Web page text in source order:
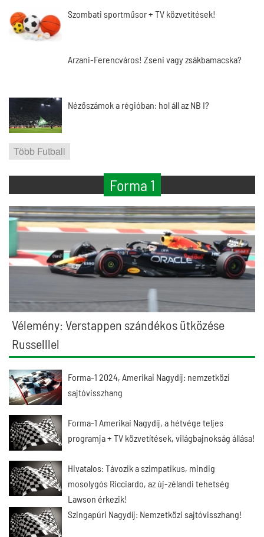
Szombati sportműsor + TV közvetítések!
Arzani-Ferencváros! Zseni vagy zsákbamacska?
Nézőszámok a régióban: hol áll az NB I?
Több Futball
Forma 1
Vélemény: Verstappen szándékos ütközése
Russelllel
Forma-1 2024, Amerikai Nagydíj: nemzetközi
sajtóvisszhang
Forma-1 Amerikai Nagydíj, a hétvége teljes
programja + TV közvetítések, világbajnokság állása!
Hivatalos: Távozik a szimpatikus, mindig
mosolygós Ricciardo, az új-zélandi tehetség
Lawson érkezik!
Szingapúri Nagydíj: Nemzetközi sajtóvisszhang!